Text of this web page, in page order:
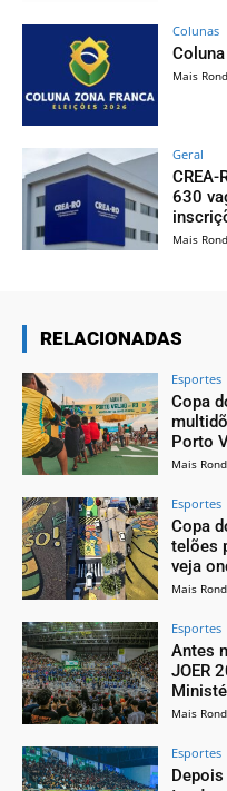
Colunas
Mais
Geral
630
Mais
RELACIONADAS
Esportes
Copa
Porto
Mais
Esportes
Copa
telões
veja
Mais
Esportes
Antes
JOER
Mais
Esportes